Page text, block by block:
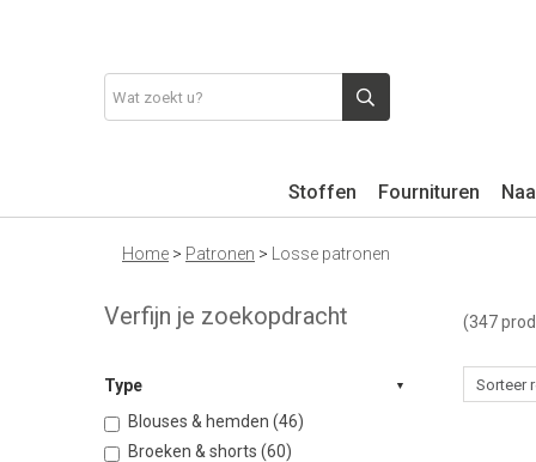
Stoffen Fournituren
Home > Patronen > Losse patronen
Verfijn je zoekopdracht
Type
Blouses & hemden (46)
Broeken & shorts (60)
(347